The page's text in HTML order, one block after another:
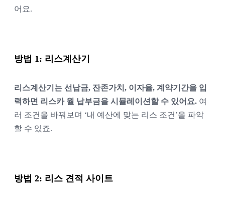
어요.
방법 1: 리스계산기
리스계산기는 선납금, 잔존가치, 이자율, 계약기간을 입
력하면 리스카 월 납부금을 시뮬레이션할 수 있어요. 여
러 조건을 바꿔보며 ‘내 예산에 맞는 리스 조건’을 파악
할 수 있죠.
방법 2: 리스 견적 사이트